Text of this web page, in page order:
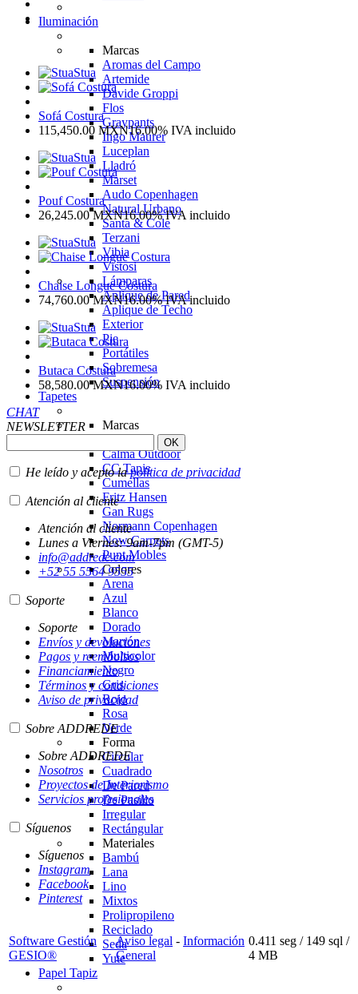
Iluminación
Marcas
Aromas del Campo
Artemide
Davide Groppi
Flos
Graypants
Ingo Maurer
Luceplan
Lladró
Marset
Audo Copenhagen
Natural Urbano
Santa & Cole
Terzani
Vibia
Vistosi
Lámparas
Aplique de Pared
Aplique de Techo
Exterior
Pie
Portátiles
Sobremesa
Suspensión
Tapetes
Marcas
Amini
Calma Outdoor
CC Tapis
Cumellas
Fritz Hansen
Gan Rugs
Normann Copenhagen
Now Carpets
Punt Mobles
Colores
Arena
Azul
Blanco
Dorado
Marrón
Multicolor
Negro
Gris
Rojo
Rosa
Verde
Forma
Circular
Cuadrado
De Pared
De Pasillo
Irregular
Rectángular
Materiales
Bambú
Lana
Lino
Mixtos
Prolipropileno
Reciclado
Seda
Yute
Papel Tapiz
Stua
Sofá Costura
115,450.00 MXN16.00% IVA incluido
Stua
Pouf Costura
26,245.00 MXN16.00%IVA incluido
Stua
Chaise Longue Costura
74,760.00 MXN16.00%IVA incluido
Stua
Butaca Costura
58,580.00 MXN16.00% IVA incluido
CHAT
NEWSLETTER
He leído y acepto lapolítica de privacidad
Atención al cliente
Atención al cliente
Lunes a Viernes: 9am-7pm (GMT-5)
info@addrede.com
+52 55 5564 9555
Soporte
Soporte
Envíos y devoluciones
Pagos y reembolsos
Financiamiento
Términos y condiciones
Aviso de privacidad
Sobre ADDREDE
Sobre ADDREDE
Nosotros
Proyectos de Interiorismo
Servicios profesionales
Síguenos
Síguenos
Instagram
Facebook
Pinterest
Software Gestión
GESIO®
Aviso legal - Información
General
0.411 seg / 149 sql /
4 MB